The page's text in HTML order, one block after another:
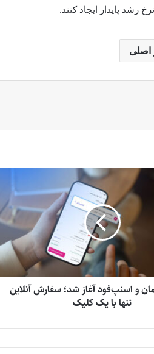
رشد پایدار ایجاد کنند.
اصلی
و اسنپ‌فود آغاز شد؛ سفارش آنلاین
تنها با یک کلیک